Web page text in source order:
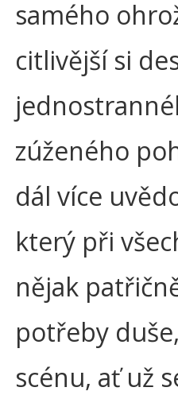
samého
citlivější si
zúženého
dál více
který při
nějak
potřeby
scénu, ať už